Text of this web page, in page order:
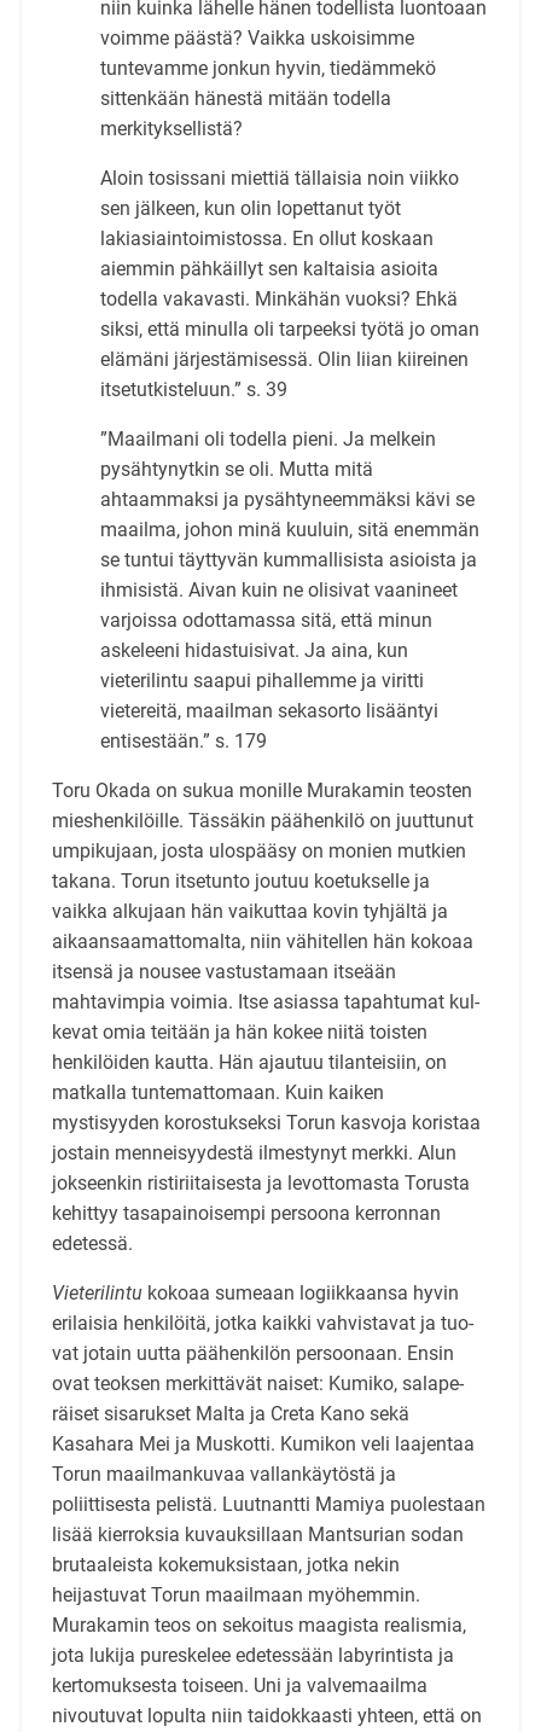
niin kuinka lähelle hänen todellista luontoaan
voimme päästä? Vaikka uskoisimme
tuntevamme jonkun hyvin, tiedämmekö
sittenkään hänestä mitään todella
merkityksellistä?
Aloin tosissani miettiä tällaisia noin viikko
sen jälkeen, kun olin lopettanut työt
lakiasiain­toimistossa. En ollut koskaan
aiemmin pähkäillyt sen kaltaisia asioita
todella vakavasti. Min­kähän vuoksi? Ehkä
siksi, että minulla oli tarpeeksi työtä jo oman
elämäni järjestämisessä. Olin liian kiireinen
itsetutkisteluun.” s. 39
”Maailmani oli todella pieni. Ja melkein
pysähtynytkin se oli. Mutta mitä
ahtaammaksi ja py­sähtyneemmäksi kävi se
maailma, johon minä kuuluin, sitä enemmän
se tuntui täyttyvän kummallisista asioista ja
ihmisistä. Aivan kuin ne olisivat vaanineet
varjoissa odottamassa sitä, että minun
askeleeni hidastuisivat. Ja aina, kun
vieterilintu saapui pihallemme ja viritti
vietereitä, maailman sekasorto lisääntyi
entisestään.” s. 179
Toru Okada on sukua monille Murakamin teosten
mieshenkilöille. Tässäkin päähenkilö on juuttunut
umpikujaan, josta ulospääsy on monien mutkien
takana. Torun itsetunto joutuu koetuk­selle ja
vaikka alkujaan hän vaikuttaa kovin tyhjältä ja
aikaansaamattomalta, niin vähitellen hän kokoaa
itsensä ja nousee vastustamaan itseään
mahtavimpia voimia. Itse asiassa tapahtumat kul­
kevat omia teitään ja hän kokee niitä toisten
henkilöiden kautta. Hän ajautuu tilanteisiin, on
mat­kalla tuntemattomaan. Kuin kaiken
mystisyyden korostukseksi Torun kasvoja koristaa
jostain men­neisyydestä ilmestynyt merkki. Alun
jokseenkin ristiriitaisesta ja levottomasta Torusta
kehittyy ta­sapainoisempi persoona kerronnan
edetessä.
Vieterilintukokoaa sumeaan logiikkaansa hyvin
erilaisia henkilöitä, jotka kaikki vahvistavat ja tuo­
vat jotain uutta päähenkilön persoonaan. Ensin
ovat teoksen merkittävät naiset: Kumiko, salape­
räiset sisarukset Malta ja Creta Kano sekä
Kasahara Mei ja Muskotti. Kumikon veli laajentaa
Torun maailmankuvaa vallankäytöstä ja
poliittisesta pelistä. Luutnantti Mamiya puolestaan
lisää kierrok­sia kuvauksillaan Mantsurian sodan
brutaaleista kokemuksistaan, jotka nekin
heijastuvat Torun maailmaan myöhemmin.
Murakamin teos on sekoitus maagista realismia,
jota lukija pureskelee edetessään labyrintista ja
kertomuksesta toiseen. Uni ja valvemaailma
nivoutuvat lopulta niin tai­dokkaasti yhteen, että on